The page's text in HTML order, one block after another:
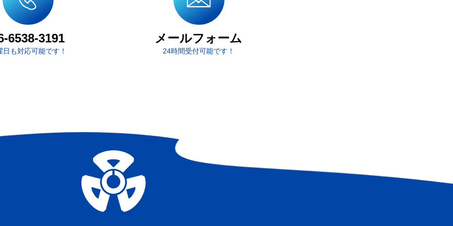
6538-3191
日も対応可能です！
メールフォーム
24時間受付可能です！